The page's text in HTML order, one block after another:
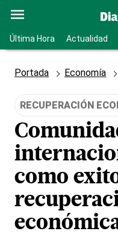
Última Hora Actualidad
Portada Economía
RECUPERACIÓN
como